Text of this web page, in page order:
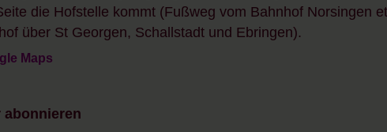
die Hofstelle kommt (Fußweg vom Bahnhof Norsingen
über St Georgen, Schallstadt und Ebringen).
Maps
abonnieren